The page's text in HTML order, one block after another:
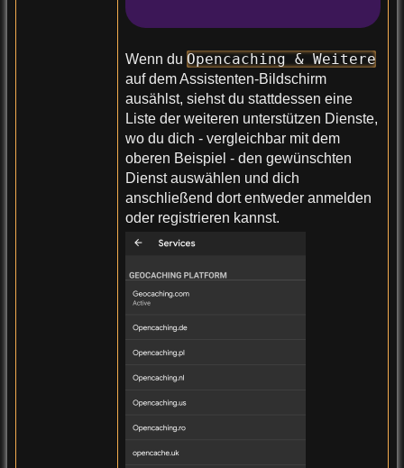
Wenn du Opencaching & Weitere
auf dem Assistenten-Bildschirm
ausählst, siehst du stattdessen eine
Liste der weiteren unterstützen Dienste,
wo du dich - vergleichbar mit dem
oberen Beispiel - den gewünschten
Dienst auswählen und dich
anschließend dort entweder anmelden
oder registrieren kannst.